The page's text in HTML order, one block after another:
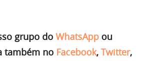
grupo do WhatsApp ou
também no Facebook, Twitter,